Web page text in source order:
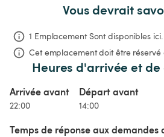
Vous devrait
1 Emplacement Sont disponibles ici.
Cet emplacement doit être réservé
Heures d'arrivée et
Arrivée avant
22:00
Départ avant
14:00
Temps de réponse aux demandes